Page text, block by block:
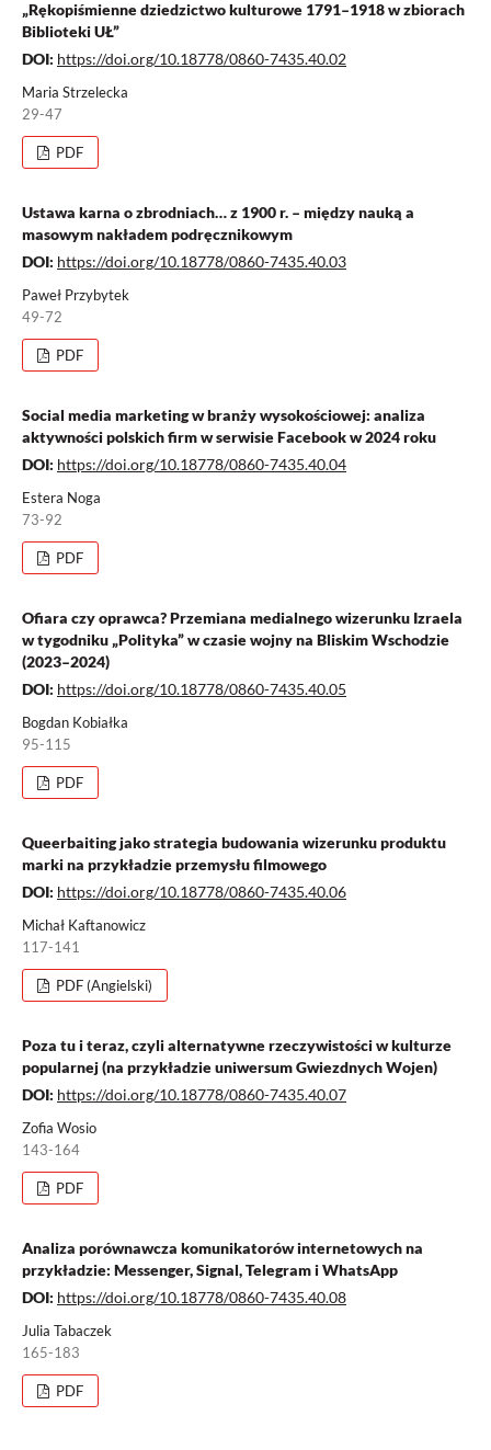
„Rękopiśmienne dziedzictwo kulturowe 1791–1918 w zbiorach
Biblioteki UŁ”
DOI: https://doi.org/10.18778/0860-7435.40.02
Maria Strzelecka
29-47
PDF
Ustawa karna o zbrodniach… z 1900 r. – między nauką a
masowym nakładem podręcznikowym
DOI: https://doi.org/10.18778/0860-7435.40.03
Paweł Przybytek
49-72
PDF
Social media marketing w branży wysokościowej: analiza
aktywności polskich firm w serwisie Facebook w 2024 roku
DOI: https://doi.org/10.18778/0860-7435.40.04
Estera Noga
73-92
PDF
Ofiara czy oprawca? Przemiana medialnego wizerunku Izraela
w tygodniku „Polityka” w czasie wojny na Bliskim Wschodzie
(2023–2024)
DOI: https://doi.org/10.18778/0860-7435.40.05
Bogdan Kobiałka
95-115
PDF
Queerbaiting jako strategia budowania wizerunku produktu
marki na przykładzie przemysłu filmowego
DOI: https://doi.org/10.18778/0860-7435.40.06
Michał Kaftanowicz
117-141
PDF (Angielski)
Poza tu i teraz, czyli alternatywne rzeczywistości w kulturze
popularnej (na przykładzie uniwersum Gwiezdnych Wojen)
DOI: https://doi.org/10.18778/0860-7435.40.07
Zofia Wosio
143-164
PDF
Analiza porównawcza komunikatorów internetowych na
przykładzie: Messenger, Signal, Telegram i WhatsApp
DOI: https://doi.org/10.18778/0860-7435.40.08
Julia Tabaczek
165-183
PDF